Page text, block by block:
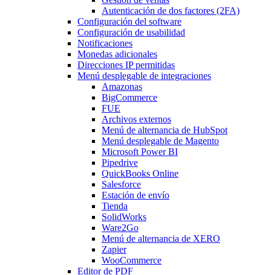
Autenticación de dos factores (2FA)
Configuración del software
Configuración de usabilidad
Notificaciones
Monedas adicionales
Direcciones IP permitidas
Menú desplegable de integraciones
Amazonas
BigCommerce
FUE
Archivos externos
Menú de alternancia de HubSpot
Menú desplegable de Magento
Microsoft Power BI
Pipedrive
QuickBooks Online
Salesforce
Estación de envío
Tienda
SolidWorks
Ware2Go
Menú de alternancia de XERO
Zapier
WooCommerce
Editor de PDF